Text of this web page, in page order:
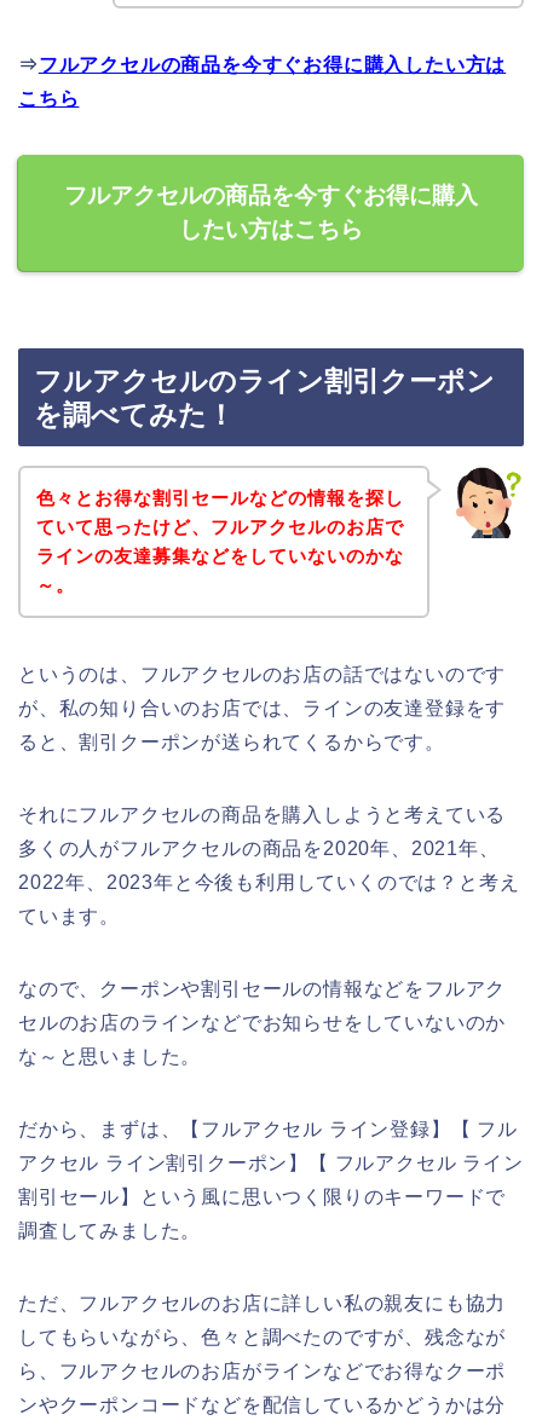
⇒フルアクセルの商品を今すぐお得に購入したい方は
こちら
フルアクセルの商品を今すぐお得に購入
したい方はこちら
フルアクセルのライン割引クーポン
を調べてみた！
色々とお得な割引セールなどの情報を探し
ていて思ったけど、フルアクセルのお店で
ラインの友達募集などをしていないのかな
～。
というのは、フルアクセルのお店の話ではないのです
が、私の知り合いのお店では、ラインの友達登録をす
ると、割引クーポンが送られてくるからです。
それにフルアクセルの商品を購入しようと考えている
多くの人がフルアクセルの商品を2020年、2021年、
2022年、2023年と今後も利用していくのでは？と考え
ています。
なので、クーポンや割引セールの情報などをフルアク
セルのお店のラインなどでお知らせをしていないのか
な～と思いました。
だから、まずは、【フルアクセル ライン登録】【 フル
アクセル ライン割引クーポン】【 フルアクセル ライン
割引セール】という風に思いつく限りのキーワードで
調査してみました。
ただ、フルアクセルのお店に詳しい私の親友にも協力
してもらいながら、色々と調べたのですが、残念なが
ら、フルアクセルのお店がラインなどでお得なクーポ
ンやクーポンコードなどを配信しているかどうかは分